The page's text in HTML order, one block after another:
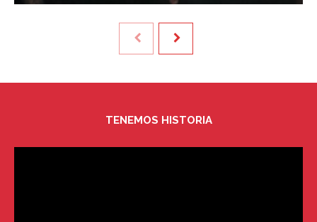
TENEMOS HISTORIA